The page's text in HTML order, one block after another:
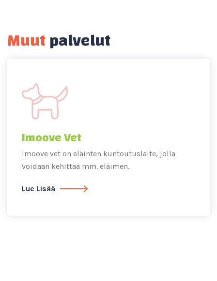
Muutpalvelut
Imoove Vet
Imoove vet on eläinten kuntoutuslaite, jolla
voidaan kehittää mm. eläimen.
Lue Lisää